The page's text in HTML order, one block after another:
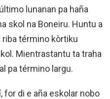
lunanan pa haña
skol na Boneiru. Huntu a
término kòrtiku
Mientrastantu ta traha
pa término largu.
for di e aña eskolar nobo